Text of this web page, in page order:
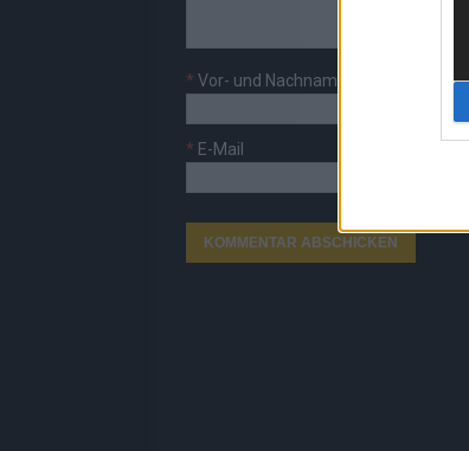
* Vor- und Nachname
* E-Mail